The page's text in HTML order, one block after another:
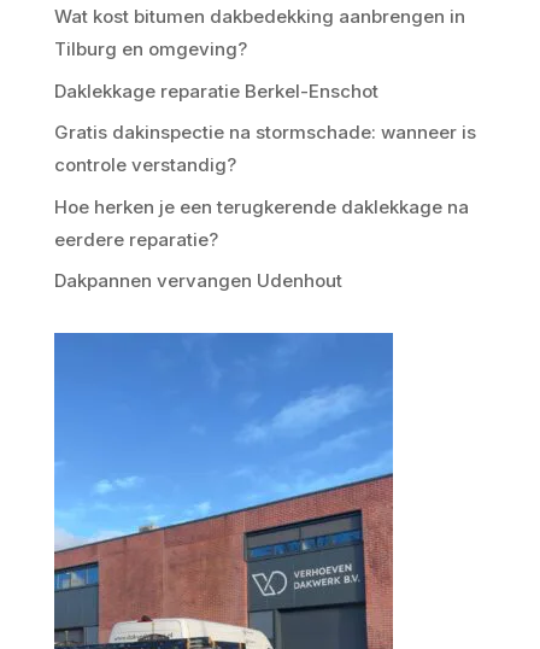
Wat kost bitumen dakbedekking aanbrengen in
Tilburg en omgeving?
Daklekkage reparatie Berkel-Enschot
Gratis dakinspectie na stormschade: wanneer is
controle verstandig?
Hoe herken je een terugkerende daklekkage na
eerdere reparatie?
Dakpannen vervangen Udenhout